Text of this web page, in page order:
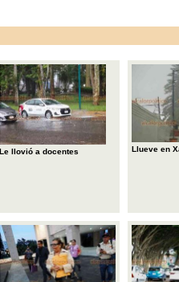
Le llovió a docentes Llueve en